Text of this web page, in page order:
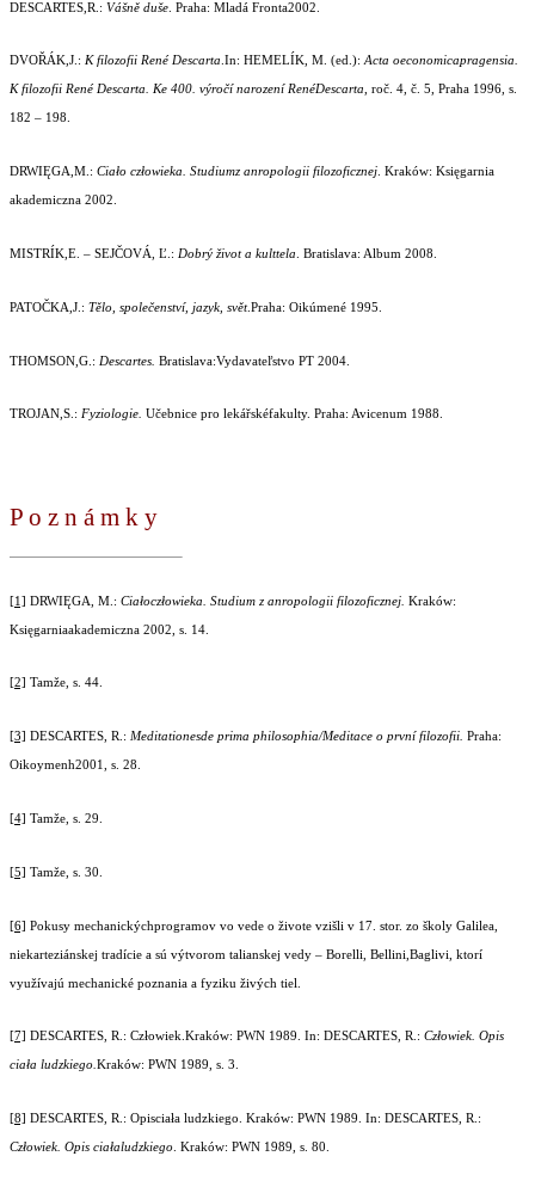
DESCARTES,R.: Vášně duše . Praha: Mladá Fronta2002.
DVOŘÁK,J.: K filozofii René Descarta.In: HEMELÍK, M. (ed.):Acta oeconomicapragensia.
K filozofii René Descarta. Ke 400. výročí narození RenéDescarta, roč. 4, č. 5, Praha 1996, s.
182 – 198.
DRWIĘGA,M.: Ciało człowieka. Studiumz anropologii filozoficznej . Kraków: Księgarnia
akademiczna 2002.
MISTRÍK,E. – SEJČOVÁ, Ľ.: Dobrý život a kulttela . Bratislava: Album 2008.
PATOČKA,J.: Tělo, společenství, jazyk, svět.Praha: Oikúmené 1995.
THOMSON,G.: Descartes. Bratislava:Vydavateľstvo PT 2004.
TROJAN,S.: Fyziologie. Učebnice pro lekářskéfakulty. Praha: Avicenum 1988.
P o z n á m k y
[1] DRWIĘGA, M.: Ciałoczłowieka. Studium z anropologii filozoficznej. Kraków:
Księgarniaakademiczna 2002, s. 14.
[2] Tamže, s. 44.
[3] DESCARTES, R.: Meditationesde prima philosophia/Meditace o první filozofii. Praha:
Oikoymenh2001, s. 28.
[4] Tamže, s. 29.
[5] Tamže, s. 30.
[6] Pokusy mechanickýchprogramov vo vede o živote vzišli v 17. stor. zo školy Galilea,
niekarteziánskej tradície a sú výtvorom talianskej vedy – Borelli, Bellini,Baglivi, ktorí
využívajú mechanické poznania a fyziku živých tiel.
[7] DESCARTES, R.: Człowiek.Kraków: PWN 1989. In: DESCARTES, R.: Człowiek. Opis
ciała ludzkiego.Kraków: PWN 1989, s. 3.
[8] DESCARTES, R.: Opisciała ludzkiego. Kraków: PWN 1989. In: DESCARTES, R.:
Człowiek. Opis ciałaludzkiego . Kraków: PWN 1989, s. 80.